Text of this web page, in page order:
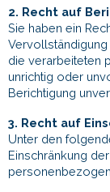
2. Recht auf
Sie haben ein
die verarbeiteten
unrichtig oder
Berichtigung
3. Recht auf
Unter den
Einschränkung